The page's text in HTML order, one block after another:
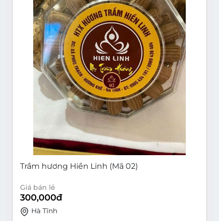
Trầm hương Hiền Linh (Mã 02)
Giá bán lẻ
300,000đ
Hà Tĩnh